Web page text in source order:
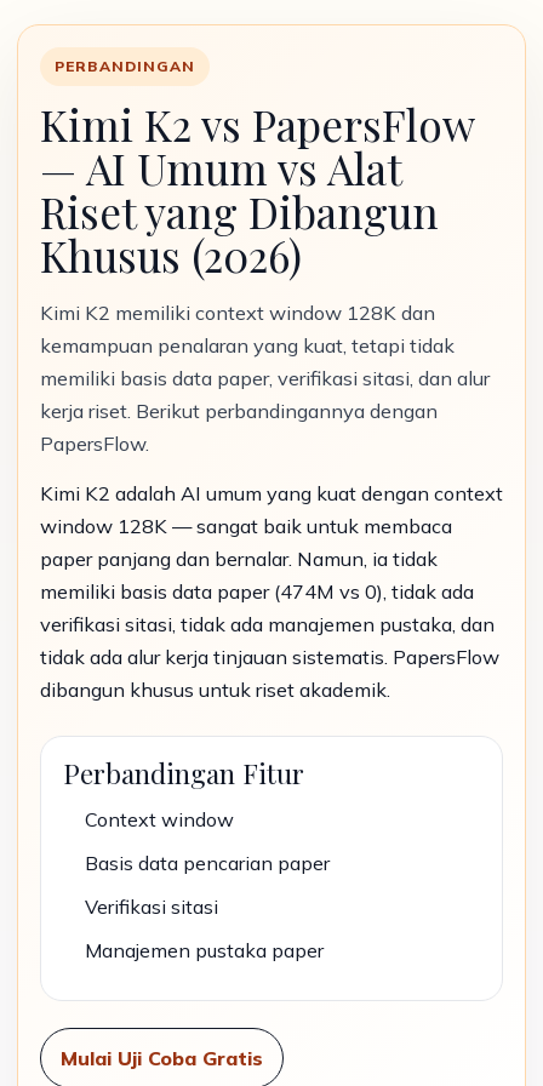
PERBANDINGAN
Kimi K2 vs PapersFlow
— AI Umum vs Alat
Riset yang Dibangun
Khusus (2026)
Kimi K2 memiliki context window 128K dan
kemampuan penalaran yang kuat, tetapi tidak
memiliki basis data paper, verifikasi sitasi, dan alur
kerja riset. Berikut perbandingannya dengan
PapersFlow.
Kimi K2 adalah AI umum yang kuat dengan context
window 128K — sangat baik untuk membaca
paper panjang dan bernalar. Namun, ia tidak
memiliki basis data paper (474M vs 0), tidak ada
verifikasi sitasi, tidak ada manajemen pustaka, dan
tidak ada alur kerja tinjauan sistematis. PapersFlow
dibangun khusus untuk riset akademik.
Perbandingan Fitur
Context window
Basis data pencarian paper
Verifikasi sitasi
Manajemen pustaka paper
Mulai Uji Coba Gratis